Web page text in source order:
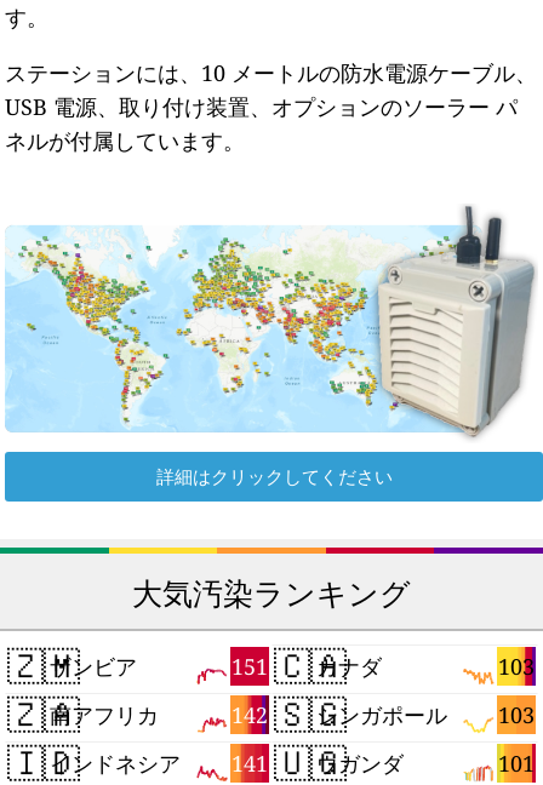
す。
ステーションには、10 メートルの防水電源ケーブル、
USB 電源、取り付け装置、オプションのソーラー パ
ネルが付属しています。
詳細はクリックしてください
大気汚染ランキング
🇿🇲 151
ザンビア
🇿🇦 142
南アフリカ
🇮🇩 141
インドネシア
🇨🇦 103
カナダ
🇸🇬 103
シンガポール
🇺🇬 101
ウガンダ